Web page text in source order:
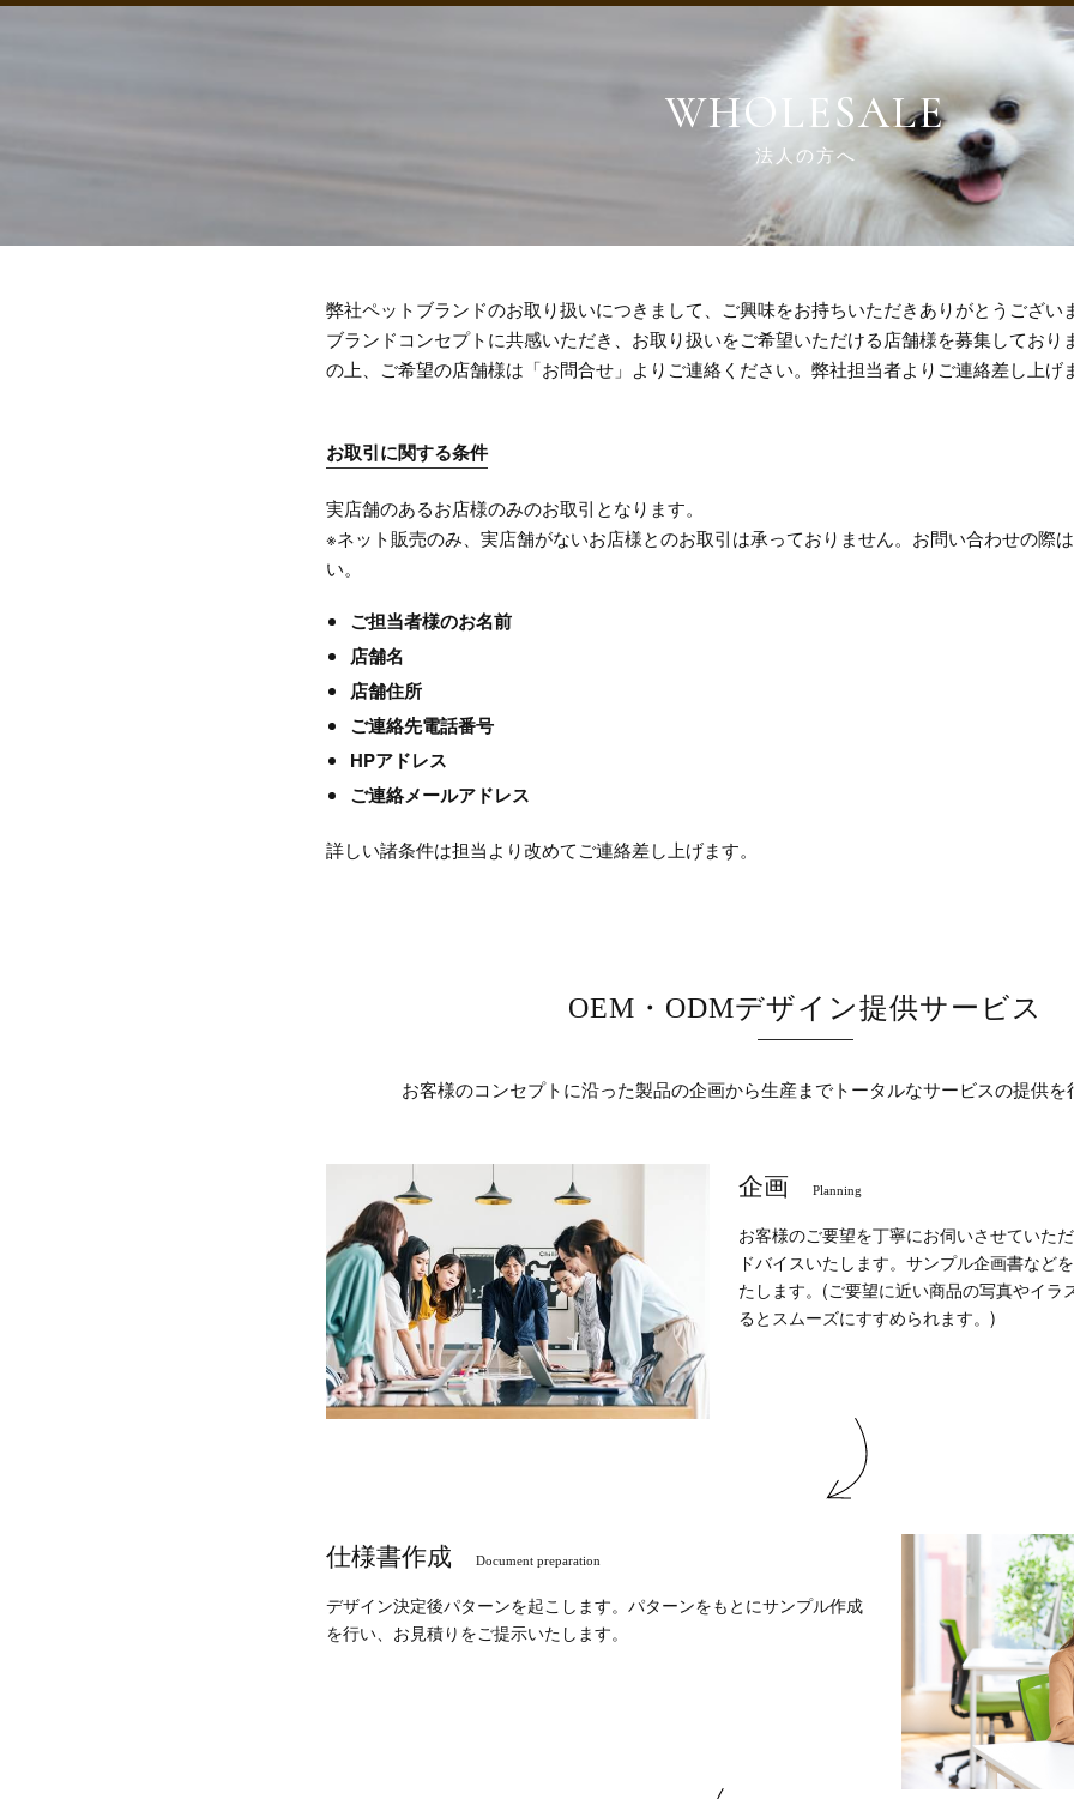
WHOLESALE
法人の方へ
弊社ペットブランドのお取り扱いにつきまして、ご興味をお持ちいただきありがとうございま
ブランドコンセプトに共感いただき、お取り扱いをご希望いただける店舗様を募集しており
の上、ご希望の店舗様は「お問合せ」よりご連絡ください。弊社担当者よりご連絡差し上げま
お取引に関する条件
実店舗のあるお店様のみのお取引となります。
※ネット販売のみ、実店舗がないお店様とのお取引は承っておりません。お問い合わせの際
い。
ご担当者様のお名前
店舗名
店舗住所
ご連絡先電話番号
HPアドレス
ご連絡メールアドレス
詳しい諸条件は担当より改めてご連絡差し上げます。
OEM・ODMデザイン提供サービス
お客様のコンセプトに沿った製品の企画から生産までトータルなサービスの提供を
企画 Planning
お客様のご要望を丁寧にお伺いさせていた
ドバイスいたします。サンプル企画書など
たします。(ご要望に近い商品の写真やイラ
るとスムーズにすすめられます。)
仕様書作成 Document preparation
デザイン決定後パターンを起こします。パターンをもとにサンプル作成
を行い、お見積りをご提示いたします。